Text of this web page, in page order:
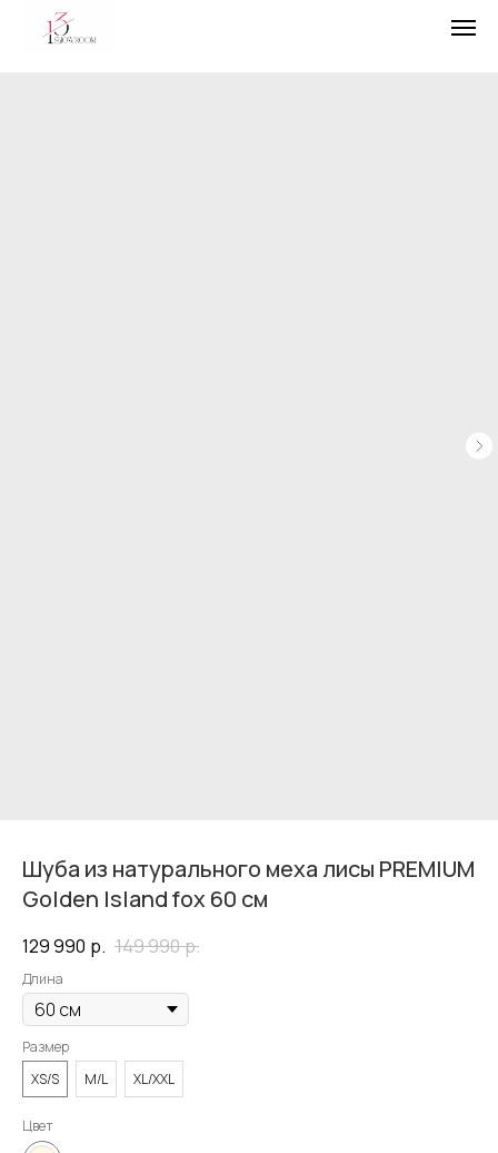
Шуба из натурального меха лисы PREMIUM
Golden Island fox 60 см
129 990 р. 149 990р.
Длина
Размер
XS/S
M/L XL/XXL
Цвет